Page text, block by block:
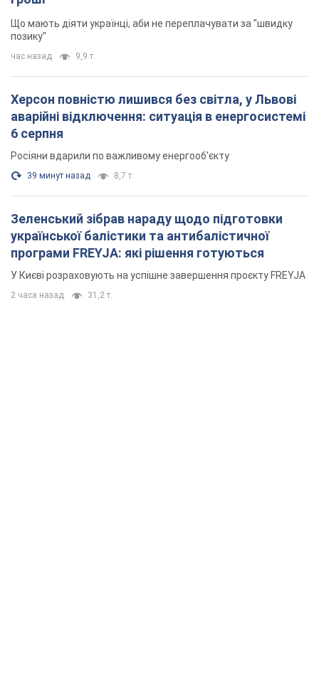
Що мають діяти українці, аби не переплачувати за "швидку
позику"
час назад 9,9 т.
Херсон повністю лишився без світла, у Львові
аварійні відключення: ситуація в енергосистемі
6 серпня
Росіяни вдарили по важливому енергооб'єкту
39 минут назад 8,7 т.
Зеленський зібрав нараду щодо підготовки
української балістики та антибалістичної
програми FREYJA: які рішення готуються
У Києві розраховують на успішне завершення проєкту FREYJA
2 часа назад 31,2 т.